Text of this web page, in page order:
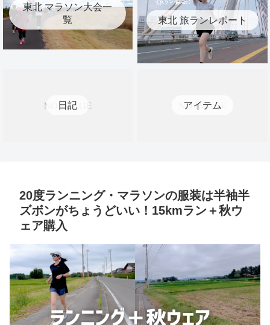
東北 マラソン大会一
覧
東北 旅ランレポート
日記 アイテム
20度ランニング・マラソンの服装は半袖半
ズボンがちょうどいい！15kmラン＋秋ウ
ェア購入